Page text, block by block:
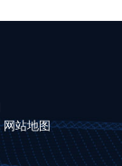
网站地图